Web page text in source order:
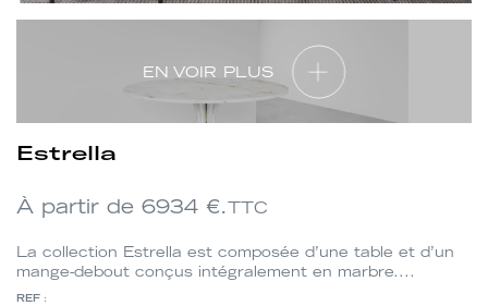
EN VOIR PLUS
Estrella
À partir de 6934 €.TTC
La collection Estrella est composée d’une table et d’un
mange-debout conçus intégralement en marbre....
REF :